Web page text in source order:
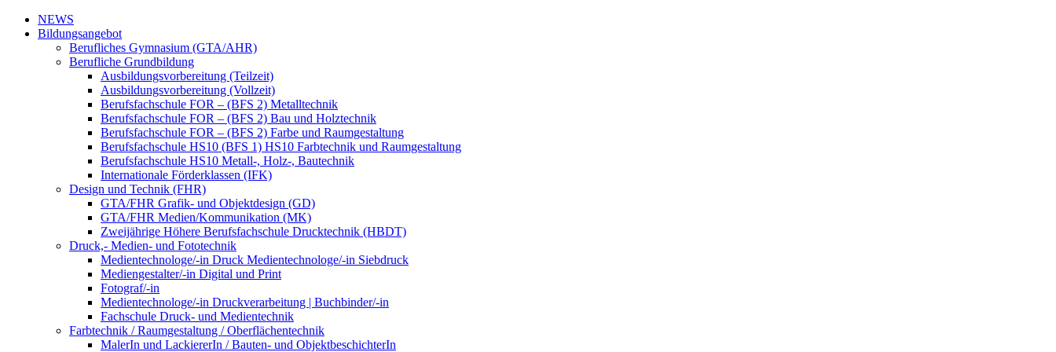
NEWS
Bildungsangebot
Berufliches Gymnasium (GTA/AHR)
Berufliche Grundbildung
Ausbildungsvorbereitung (Teilzeit)
Ausbildungsvorbereitung (Vollzeit)
Berufsfachschule FOR – (BFS 2) Metalltechnik
Berufsfachschule FOR – (BFS 2) Bau und Holztechnik
Berufsfachschule FOR – (BFS 2) Farbe und Raumgestaltung
Berufsfachschule HS10 (BFS 1) HS10 Farbtechnik und Raumgestaltung
Berufsfachschule HS10 Metall-, Holz-, Bautechnik
Internationale Förderklassen (IFK)
Design und Technik (FHR)
GTA/FHR Grafik- und Objektdesign (GD)
GTA/FHR Medien/Kommunikation (MK)
Zweijährige Höhere Berufsfachschule Drucktechnik (HBDT)
Druck,- Medien- und Fototechnik
Medientechnologe/-in Druck Medientechnologe/-in Siebdruck
Mediengestalter/-in Digital und Print
Fotograf/-in
Medientechnologe/-in Druckverarbeitung | Buchbinder/-in
Fachschule Druck- und Medientechnik
Farbtechnik / Raumgestaltung / Oberflächentechnik
MalerIn und LackiererIn / Bauten- und ObjektbeschichterIn